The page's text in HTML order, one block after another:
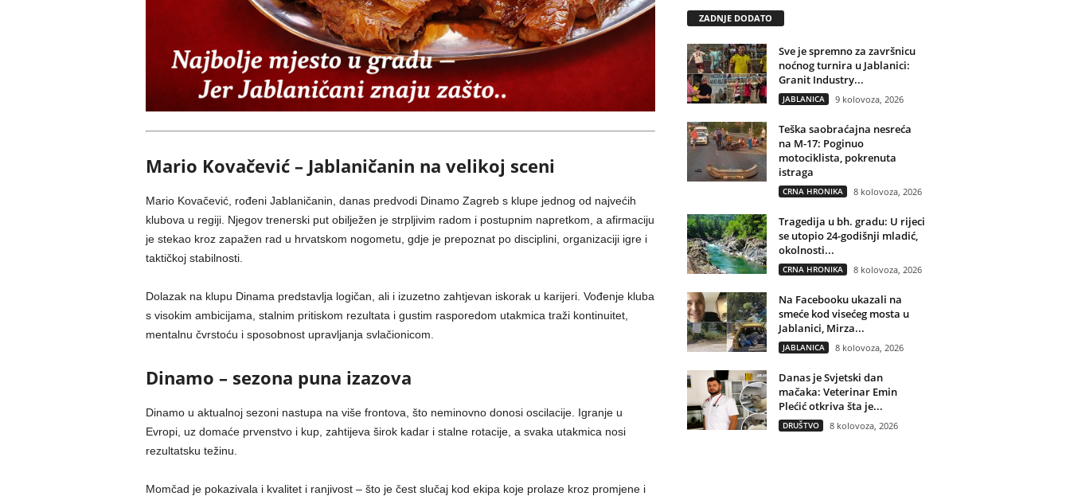
Mario Kovačević – Jablaničanin na velikoj sceni
Mario Kovačević, rođeni Jablaničanin, danas predvodi Dinamo Zagreb s klupe jednog od najvećih
klubova u regiji. Njegov trenerski put obilježen je strpljivim radom i postupnim napretkom, a afirmaciju
je stekao kroz zapažen rad u hrvatskom nogometu, gdje je prepoznat po disciplini, organizaciji igre i
taktičkoj stabilnosti.
Dolazak na klupu Dinama predstavlja logičan, ali i izuzetno zahtjevan iskorak u karijeri. Vođenje kluba
s visokim ambicijama, stalnim pritiskom rezultata i gustim rasporedom utakmica traži kontinuitet,
mentalnu čvrstoću i sposobnost upravljanja svlačionicom.
Dinamo – sezona puna izazova
Dinamo u aktualnoj sezoni nastupa na više frontova, što neminovno donosi oscilacije. Igranje u
Evropi, uz domaće prvenstvo i kup, zahtijeva širok kadar i stalne rotacije, a svaka utakmica nosi
rezultatsku težinu.
Momčad je pokazivala i kvalitet i ranjivost – što je čest slučaj kod ekipa koje prolaze kroz promjene i
ZADNJE DODATO
Sve je spremno za završnicu
noćnog turnira u Jablanici:
Granit Industry...
JABLANICA 9 kolovoza, 2026
Teška saobraćajna nesreća
na M-17: Poginuo
motociklista, pokrenuta
istraga
CRNA HRONIKA 8 kolovoza, 2026
Tragedija u bh. gradu: U rijeci
se utopio 24-godišnji mladić,
okolnosti...
CRNA HRONIKA 8 kolovoza, 2026
Na Facebooku ukazali na
smeće kod visećeg mosta u
Jablanici, Mirza...
JABLANICA 8 kolovoza, 2026
Danas je Svjetski dan
mačaka: Veterinar Emin
Plećić otkriva šta je...
DRUŠTVO 8 kolovoza, 2026